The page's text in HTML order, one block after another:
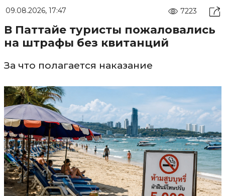
09.08.2026, 17:47 7223
В Паттайе туристы пожаловались
на штрафы без квитанций
За что полагается наказание